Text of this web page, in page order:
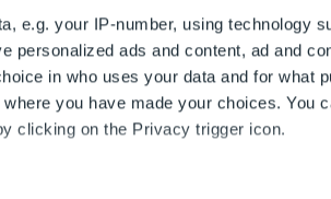
e.g. your IP-number, using technology
personalized ads and content, ad and
in who uses your data and for what
you have made your choices. You
clicking on the Privacy trigger icon.